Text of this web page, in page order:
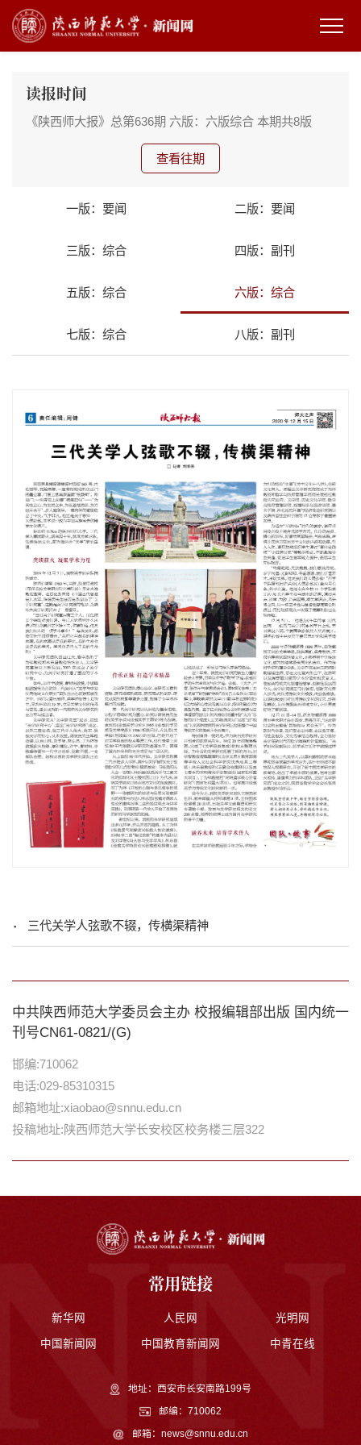
读报时间
《陕西师大报》总第636期 六版：六版综合 本期共8版
查看往期
一版：要闻 二版：要闻
三版：综合 四版：副刊
五版：综合 六版：综合
七版：综合 八版：副刊
三代关学人弦歌不辍，传横渠精神
中共陕西师范大学委员会主办 校报编辑部出版 国内统一
刊号CN61-0821/(G)
邯编:710062
电话:029-85310315
邮箱地址:xiaobao@snnu.edu.cn
投稿地址:陕西师范大学长安校区校务楼三层322
常用链接
新华网 人民网 光明网
中国新闻网 中国教育新闻网 中青在线
地址：西安市长安南路199号
邮编：710062
邮箱：news@snnu.edu.cn